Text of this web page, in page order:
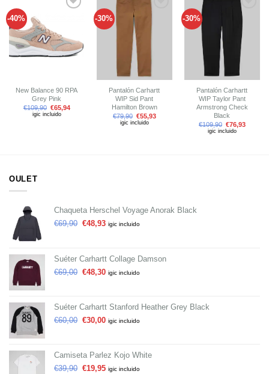
-40%
lista de
deseos
New Balance 90 RPA
Grey Pink
€109,90 €65,94
igic incluido
-30%
Pantalón Carhartt
WIP Sid Pant
Hamilton Brown
€79,90 €55,93
igic incluido
-30%
a tu
lista de
deseos
Pantalón Carhartt
WIP Taylor Pant
Armstrong Check
Black
€109,90 €76,93
igic incluido
OULET
Chaqueta Herschel Voyage Anorak Black
€69,90 €48,93 igic incluido
Suéter Carhartt Collage Damson
€69,00 €48,30 igic incluido
Suéter Carhartt Stanford Heather Grey Black
€60,00 €30,00 igic incluido
Camiseta Parlez Kojo White
€39,90 €19,95 igic incluido